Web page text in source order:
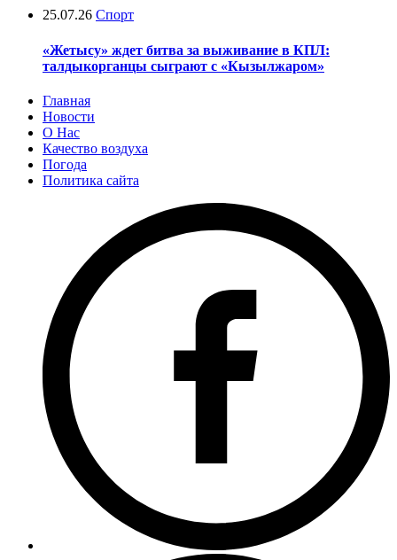
25.07.26 Спорт
«Жетысу» ждет битва за выживание в КПЛ:
талдыкорганцы сыграют с «Кызылжаром»
Главная
Новости
О Нас
Качество воздуха
Погода
Политика сайта